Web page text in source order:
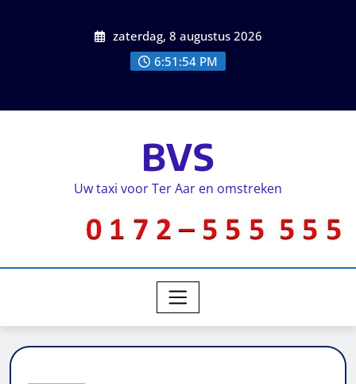
zaterdag, 8 augustus 2026
6:51:54 PM
BVS
Uw taxi voor Ter Aar en omstreken